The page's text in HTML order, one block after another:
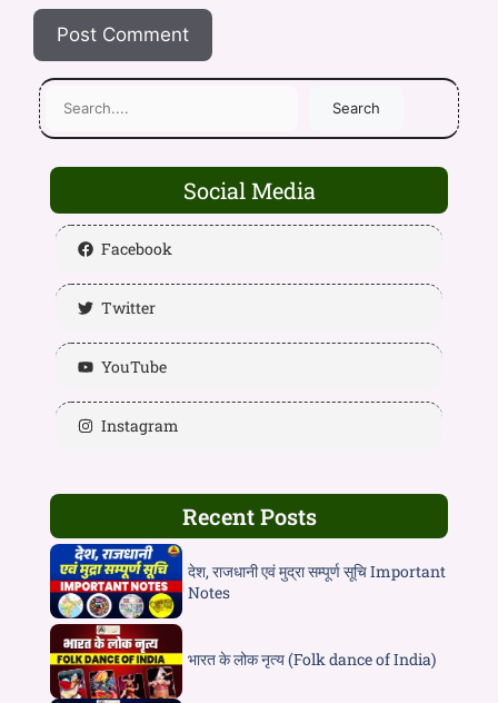
Search
Social Media
Facebook
Twitter
YouTube
Instagram
Recent Posts
देश, राजधानी एवं मुद्रा सम्पूर्ण सूचि Important
Notes
भारत के लोक नृत्य (Folk dance of India)